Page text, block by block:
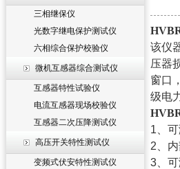
三相继保仪
光数字继电保护测试仪
六相综合保护校验仪
微机互感器综合测试仪
互感器特性试验仪
电流互感器现场校验仪
互感器二次压降测试仪
高压开关特性测试仪
变频式伏安特性测试仪
该仪
压器
窗口
级电
1 、
2 、
3 、